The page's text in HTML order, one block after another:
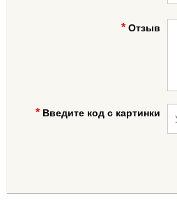
Отзыв
Введите код с картинки